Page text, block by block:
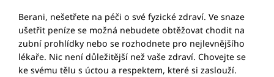
Berani, nešetřete na péči o své fyzické zdraví. Ve snaze
ušetřit peníze se možná nebudete obtěžovat chodit na
zubní prohlídky nebo se rozhodnete pro nejlevnějšího
lékaře. Nic není důležitější než vaše zdraví. Chovejte se
ke svému tělu s úctou a respektem, které si zaslouží.